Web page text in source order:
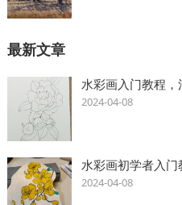
最新文章
水彩画入门教程
2024-04-08
水彩画初学者入
2024-04-08